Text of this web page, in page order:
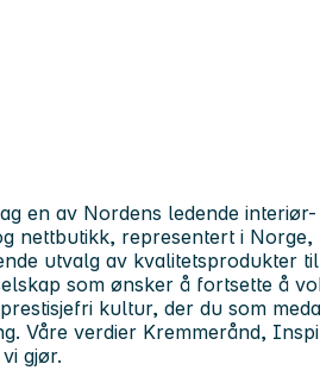
en av Nordens ledende
nettbutikk, representert i
utvalg av kvalitetsprodukter
som ønsker å fortsette å
kultur, der du som
Våre verdier Kremmerånd,
gjør.